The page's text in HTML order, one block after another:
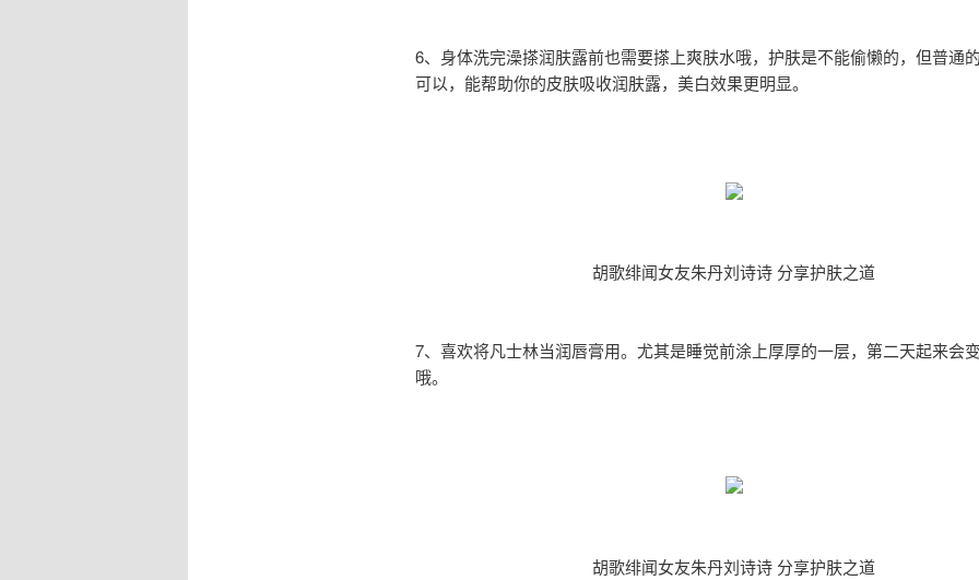
6、身体洗完澡搽润肤露前也需要搽上爽肤水哦，护肤是不能偷懒的，但普通
可以，能帮助你的皮肤吸收润肤露，美白效果更明显。
胡歌绯闻女友朱丹刘诗诗 分享护肤之道
7、喜欢将凡士林当润唇膏用。尤其是睡觉前涂上厚厚的一层，第二天起来会
哦。
胡歌绯闻女友朱丹刘诗诗 分享护肤之道